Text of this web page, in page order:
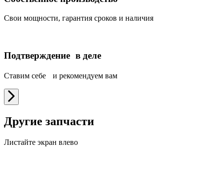
Свои мощности, гарантия сроков и наличия
Подтверждение в деле
Ставим себе и рекомендуем вам
Другие запчасти
Листайте экран влево